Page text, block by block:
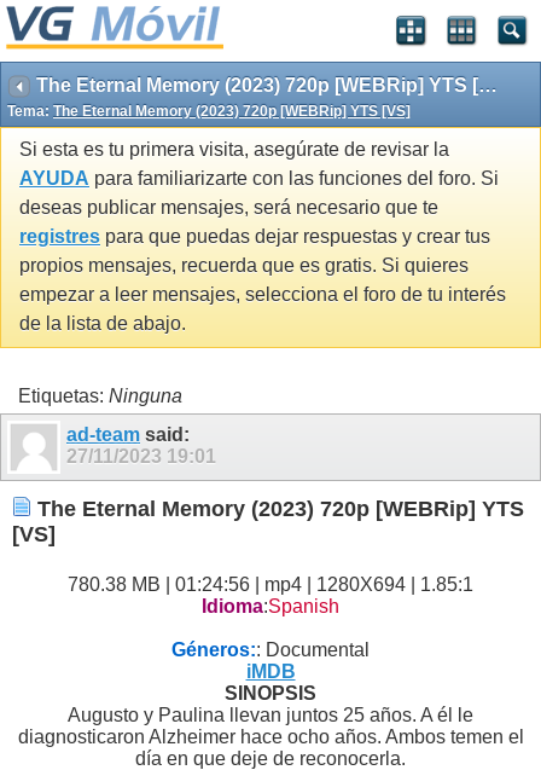
The Eternal Memory (2023) 720p [WEBRip] YTS [VS]
Tema: The Eternal Memory (2023) 720p [WEBRip] YTS [VS]
Si esta es tu primera visita, asegúrate de revisar la
AYUDA para familiarizarte con las funciones del foro. Si
deseas publicar mensajes, será necesario que te
registres para que puedas dejar respuestas y crear tus
propios mensajes, recuerda que es gratis. Si quieres
empezar a leer mensajes, selecciona el foro de tu interés
de la lista de abajo.
Etiquetas: Ninguna
ad-team said:
27/11/2023 19:01
The Eternal Memory (2023) 720p [WEBRip] YTS
[VS]
780.38 MB | 01:24:56 | mp4 | 1280X694 | 1.85:1
Idioma:Spanish
Géneros:: Documental
iMDB
SINOPSIS
Augusto y Paulina llevan juntos 25 años. A él le
diagnosticaron Alzheimer hace ocho años. Ambos temen el
día en que deje de reconocerla.